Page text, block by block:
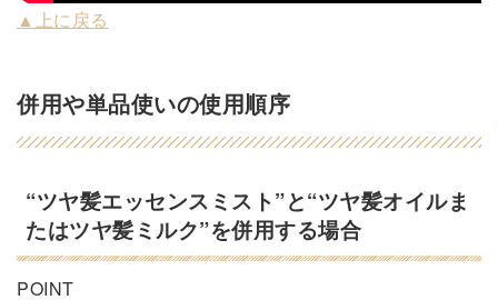
▲上に戻る
併用や単品使いの使用順序
“ツヤ髪エッセンスミスト”と“ツヤ髪オイルま
たはツヤ髪ミルク”を併用する場合
POINT